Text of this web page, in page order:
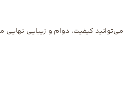
کیفیت، دوام و زیبایی نهایی